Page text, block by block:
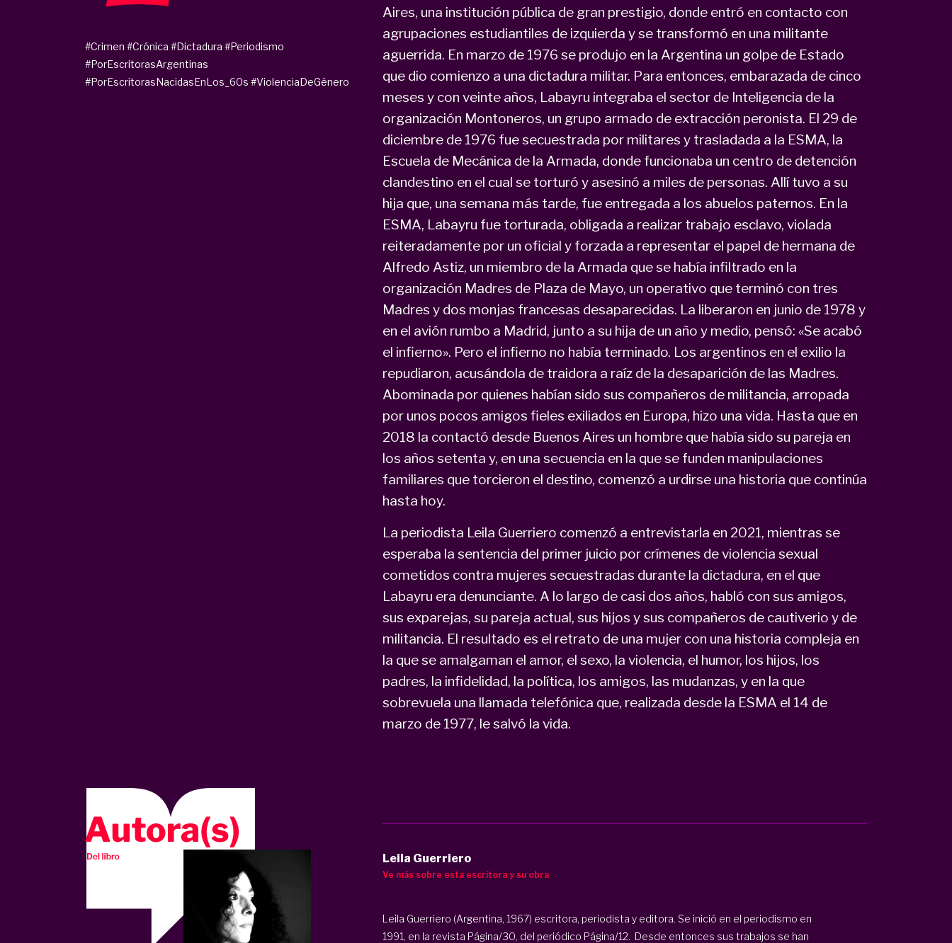
Aires, una institución pública de gran prestigio, donde entró en contacto con
agrupaciones estudiantiles de izquierda y se transformó en una militante
aguerrida. En marzo de 1976 se produjo en la Argentina un golpe de Estado
que dio comienzo a una dictadura militar. Para entonces, embarazada de cinco
meses y con veinte años, Labayru integraba el sector de Inteligencia de la
organización Montoneros, un grupo armado de extracción peronista. El 29 de
diciembre de 1976 fue secuestrada por militares y trasladada a la ESMA, la
Escuela de Mecánica de la Armada, donde funcionaba un centro de detención
clandestino en el cual se torturó y asesinó a miles de personas. Allí tuvo a su
hija que, una semana más tarde, fue entregada a los abuelos paternos. En la
ESMA, Labayru fue torturada, obligada a realizar trabajo esclavo, violada
reiteradamente por un oficial y forzada a representar el papel de hermana de
Alfredo Astiz, un miembro de la Armada que se había infiltrado en la
organización Madres de Plaza de Mayo, un operativo que terminó con tres
Madres y dos monjas francesas desaparecidas. La liberaron en junio de 1978 y
en el avión rumbo a Madrid, junto a su hija de un año y medio, pensó: «Se acabó
el infierno». Pero el infierno no había terminado. Los argentinos en el exilio la
repudiaron, acusándola de traidora a raíz de la desaparición de las Madres.
Abominada por quienes habían sido sus compañeros de militancia, arropada
por unos pocos amigos fieles exiliados en Europa, hizo una vida. Hasta que en
2018 la contactó desde Buenos Aires un hombre que había sido su pareja en
los años setenta y, en una secuencia en la que se funden manipulaciones
familiares que torcieron el destino, comenzó a urdirse una historia que continúa
hasta hoy.
La periodista Leila Guerriero comenzó a entrevistarla en 2021, mientras se
esperaba la sentencia del primer juicio por crímenes de violencia sexual
cometidos contra mujeres secuestradas durante la dictadura, en el que
Labayru era denunciante. A lo largo de casi dos años, habló con sus amigos,
sus exparejas, su pareja actual, sus hijos y sus compañeros de cautiverio y de
militancia. El resultado es el retrato de una mujer con una historia compleja en
la que se amalgaman el amor, el sexo, la violencia, el humor, los hijos, los
padres, la infidelidad, la política, los amigos, las mudanzas, y en la que
sobrevuela una llamada telefónica que, realizada desde la ESMA el 14 de
marzo de 1977, le salvó la vida.
#Crimen #Crónica #Dictadura #Periodismo
#PorEscritorasArgentinas
#PorEscritorasNacidasEnLos_60s #ViolenciaDeGénero
Leila Guerriero
Ve más sobre esta escritora y su obra
Leila Guerriero (Argentina, 1967) escritora, periodista y editora. Se inició en el periodismo en
1991, en la revista Página/30, del periódico Página/12. Desde entonces sus trabajos se han